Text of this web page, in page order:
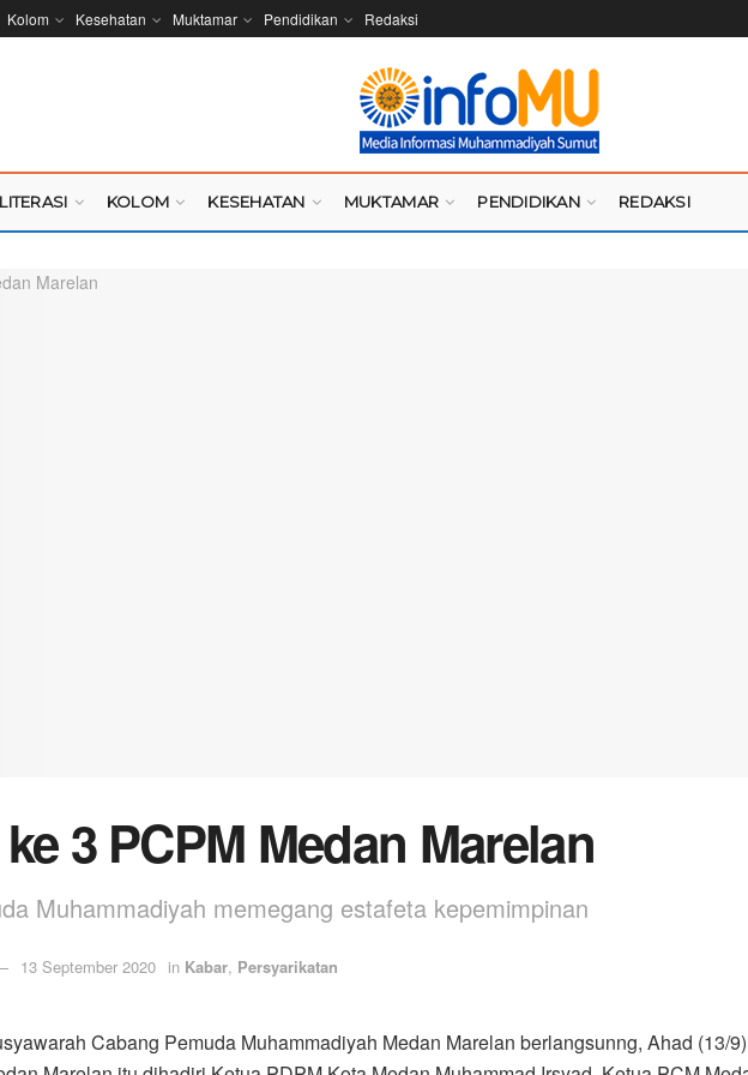
Kolom Kesehatan Muktamar Pendidikan Redaksi
LITERASI KOLOM KESEHATAN MUKTAMAR PENDIDIKAN REDAKSI
3 PCPM Medan Marelan
Muhammadiyah memegang estafeta kepemimpinan
13 September 2020 in Kabar, Persyarikatan
Cabang Pemuda Muhammadiyah Medan Marelan berlangsunng, Ahad (13/